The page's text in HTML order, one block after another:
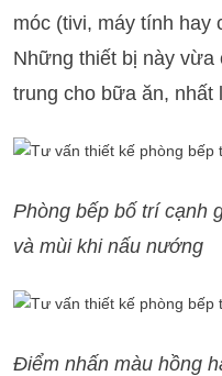
móc (tivi, máy tính hay
Những thiết bị này
trung cho bữa ăn, nhất
Phòng bếp bố trí cạnh
và mùi khi nấu nướng
Điểm nhấn màu hồng